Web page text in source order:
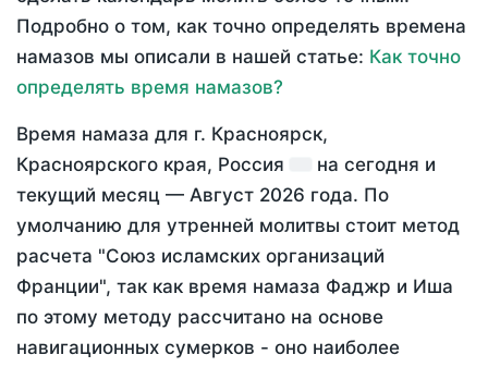
Подробно о том, как точно определять времена
намазов мы описали в нашей статье: Как точно
определять время намазов?
Время намаза для г. Красноярск,
Красноярского края, Россия
на сегодня и
текущий месяц — Август 2026 года. По
умолчанию для утренней молитвы стоит метод
расчета "Союз исламских организаций
Франции", так как время намаза Фаджр и Иша
по этому методу рассчитано на основе
навигационных сумерков - оно наиболее